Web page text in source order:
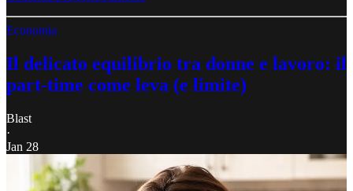
Economia
Il delicato equilibrio tra donne e lavoro: il
part-time come leva (e limite)
Blast
·
Jan 28